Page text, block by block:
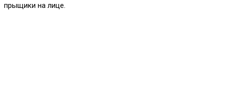
прыщики на лице.